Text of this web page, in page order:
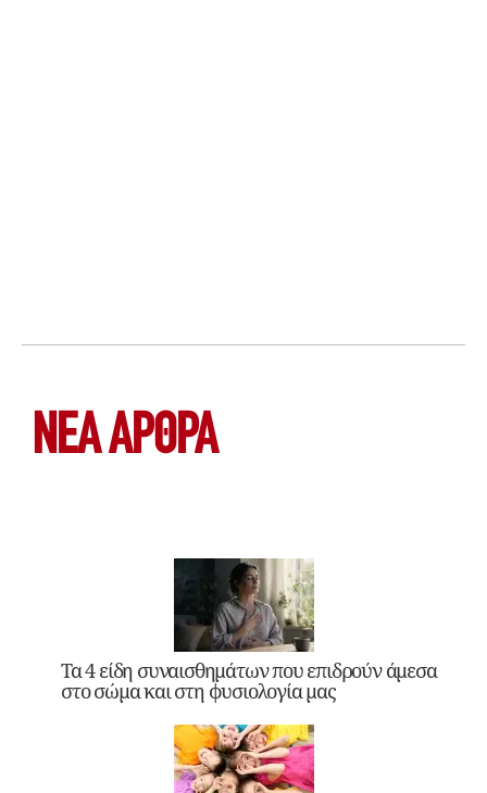
ΝΕΑ ΆΡΘΡΑ
Τα 4 είδη συναισθημάτων που επιδρούν άμεσα
στο σώμα και στη φυσιολογία μας